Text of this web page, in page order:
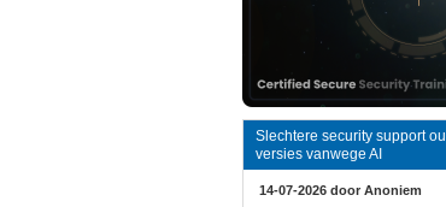
Slechtere security support
versies vanwege AI
14-07-2026 door Anoniem